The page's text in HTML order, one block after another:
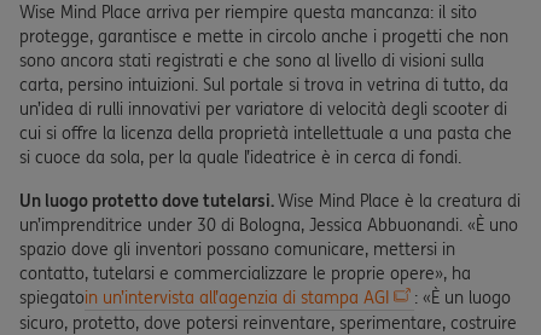
Wise Mind Place arriva per riempire questa mancanza: il sito
protegge, garantisce e mette in circolo anche i progetti che non
sono ancora stati registrati e che sono al livello di visioni sulla
carta, persino intuizioni. Sul portale si trova in vetrina di tutto, da
un’idea di rulli innovativi per variatore di velocità degli scooter di
cui si offre la licenza della proprietà intellettuale a una pasta che
si cuoce da sola, per la quale l’ideatrice è in cerca di fondi.
Un luogo protetto dove tutelarsi.Wise Mind Place è la creatura di
un’imprenditrice under 30 di Bologna, Jessica Abbuonandi. «È uno
spazio dove gli inventori possano comunicare, mettersi in
contatto, tutelarsi e commercializzare le proprie opere», ha
spiegatoin un’intervista all’agenzia di stampa AGI
: «È un luogo
sicuro, protetto, dove potersi reinventare, sperimentare, costruire